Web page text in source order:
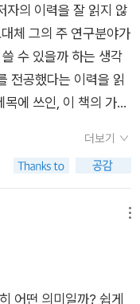
나머지는 알아서 제자
준에서 대화 석상에 모
그 자체로 예술”(307
제시(도입)→여러 역사
)→주장 또는 개념의 재
하지만, 전반적으로
함께 제시한다. 전반
‘대헌장’, 지정생존자
하여 읽어보면 저자의
간’, ‘예술’, ‘죽음’은
로는 특히 ‘시간’이
의 존재”로 타민족, 타
자의 이력을 잘 읽지 않
체 그의 주 연구분야가
수 있을까 하는 생각
전공했다는 이력을 읽
에 쓰인, 이 책의 가장
고 볼 수 있다. 이 프레
임이 과연 무엇일까?
(오만한) 프레임을 인
그게 바로 우리의 선
안에 가진 채, 그 범
다. 그랬기에 어느 순
더보기
어떤 의미일까? 쉽게